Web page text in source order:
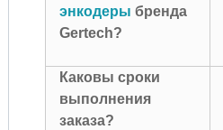
энкодеры бренда
Gertech?
Каковы сроки
выполнения
заказа?